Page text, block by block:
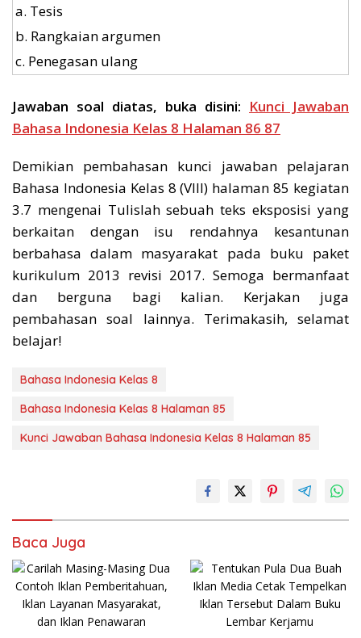
a. Tesis
b. Rangkaian argumen
c. Penegasan ulang
Jawaban soal diatas, buka disini: Kunci Jawaban
Bahasa Indonesia Kelas 8 Halaman 86 87
Demikian pembahasan kunci jawaban pelajaran
Bahasa Indonesia Kelas 8 (VIII) halaman 85 kegiatan
3.7 mengenai Tulislah sebuah teks eksposisi yang
berkaitan dengan isu rendahnya kesantunan
berbahasa dalam masyarakat pada buku paket
kurikulum 2013 revisi 2017. Semoga bermanfaat
dan berguna bagi kalian. Kerjakan juga
pembahasan soal lainnya. Terimakasih, selamat
belajar!
Bahasa Indonesia Kelas 8
Bahasa Indonesia Kelas 8 Halaman 85
Kunci Jawaban Bahasa Indonesia Kelas 8 Halaman 85
Baca Juga